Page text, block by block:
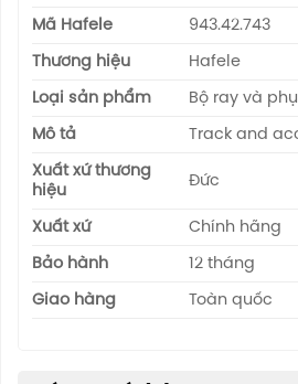
Mã Hafele 943.42.743
Thương hiệu Hafele
Loại sản phẩm Bộ ray và
Mô tả Track and
Xuất xứ thương
hiệu
Đức
Xuất xứ Chính hãng
Bảo hành 12 tháng
Giao hàng Toàn quốc